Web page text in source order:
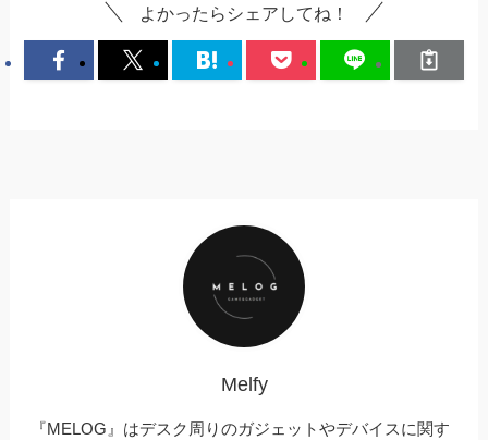
よかったらシェアしてね！
Melfy
『MELOG』はデスク周りのガジェットやデバイスに関す